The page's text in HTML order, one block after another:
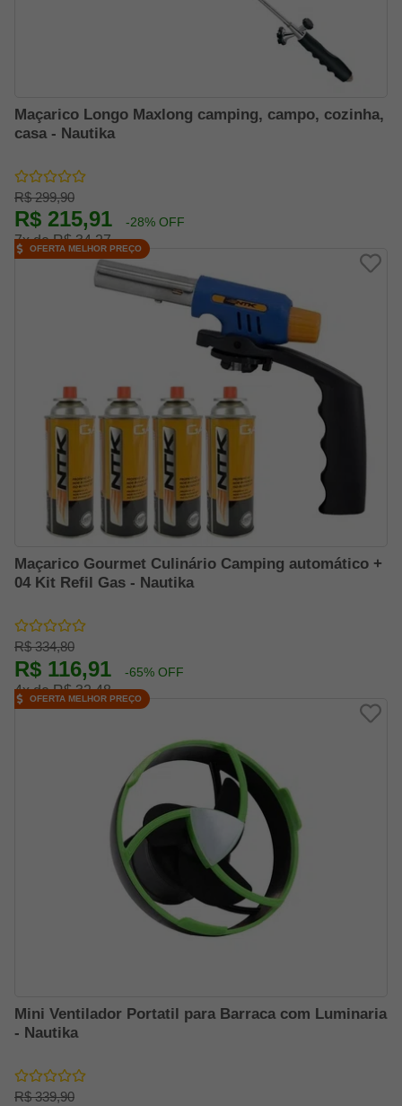
Maçarico Longo Maxlong camping, campo, cozinha,
casa - Nautika
R$ 299,90
R$ 215,91 -28% OFF
7x de R$ 34,27
Maçarico Gourmet Culinário Camping automático +
04 Kit Refil Gas - Nautika
R$ 334,80
R$ 116,91 -65% OFF
4x de R$ 32,48
OFERTA MELHOR PREÇO
Mini Ventilador Portatil para Barraca com Luminaria
- Nautika
R$ 339,90
OFERTA MELHOR PREÇO